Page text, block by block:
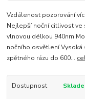
Vzdálenost pozorování
Nejlepší noční citlivost ve
vlnovou délkou 940nm
nočního osvětlení
zpětného rázu do 600...
Dostupnost